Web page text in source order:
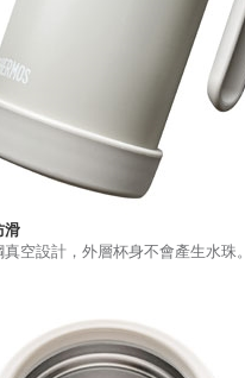
滑
空設計，外層杯身不會產生水珠。